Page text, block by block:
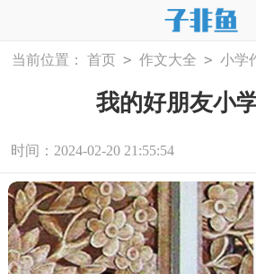
当前位置： 首页 > 作文大全 > 小学
我的好朋友小
时间：2024-02-20 21:55:54